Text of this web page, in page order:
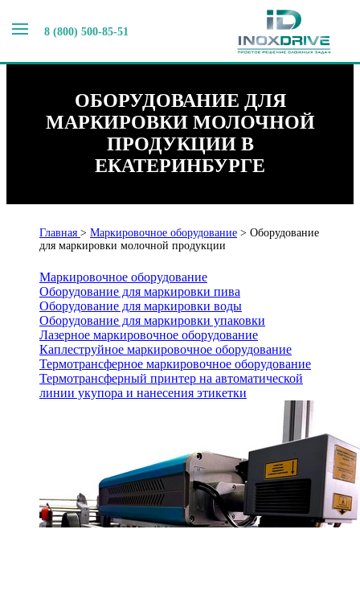
8 (800) 500-85-51
ОБОРУДОВАНИЕ ДЛЯ
МАРКИРОВКИ МОЛОЧНОЙ
ПРОДУКЦИИ В
ЕКАТЕРИНБУРГЕ
Главная > Маркировочное оборудование > Оборудование
для маркировки молочной продукции
Маркировочное оборудование
Оборудование для маркировки пива
Оборудование для маркировки воды
Оборудование для маркировки упаковки
Лазерное маркировочное оборудование
Каплеструйное маркировочное оборудование
Термотрансферное маркировочное оборудование
Термотрансферный принтер на автоматической
линии укупора и нанесения этикетки